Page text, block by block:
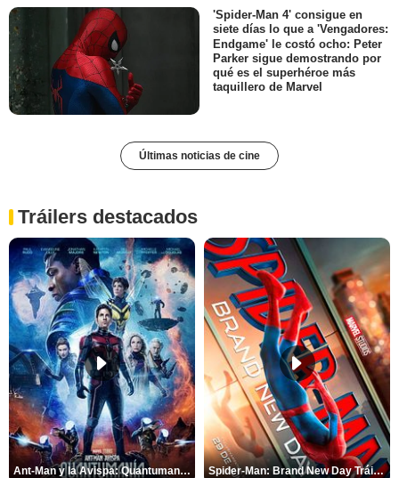
'Spider-Man 4' consigue en
siete días lo que a 'Vengadores:
Endgame' le costó ocho: Peter
Parker sigue demostrando por
qué es el superhéroe más
taquillero de Marvel
Últimas noticias de cine
Tráilers destacados
Ant-Man y la Avispa: Quantumanía Tráiler (2) Spider-Man: Brand New Day Tráiler (3)